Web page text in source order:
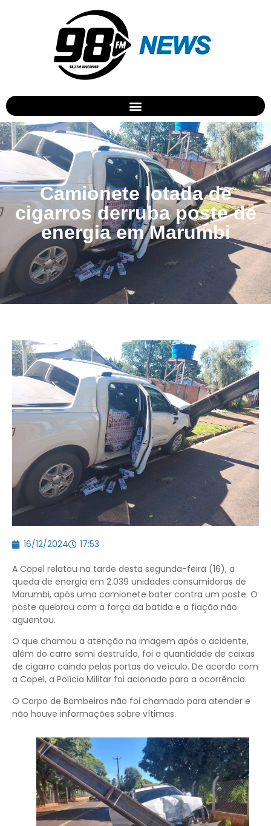
Camionete lotada de
cigarros derruba poste de
energia em Marumbi
16/12/2024 17:53
A Copel relatou na tarde desta segunda-feira (16), a
queda de energia em 2.039 unidades consumidoras de
Marumbi, após uma camionete bater contra um poste. O
poste quebrou com a força da batida e a fiação não
aguentou.
O que chamou a atenção na imagem após o acidente,
além do carro semi destruído, foi a quantidade de caixas
de cigarro caindo pelas portas do veículo. De acordo com
a Copel, a Polícia Militar foi acionada para a ocorrência.
O Corpo de Bombeiros não foi chamado para atender e
não houve informações sobre vítimas.